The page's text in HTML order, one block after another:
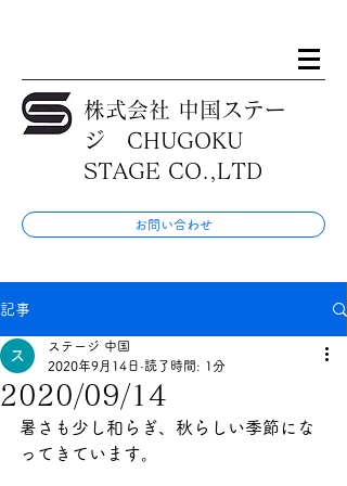
株式会社 中国ステー
ジ CHUGOKU
STAGE CO.,LTD
お問い合わせ
記事
2020/09/14
ステージ 中国
2020年9月14日 読了時間: 1分
暑さも少し和らぎ、秋らしい季節にな
ってきています。